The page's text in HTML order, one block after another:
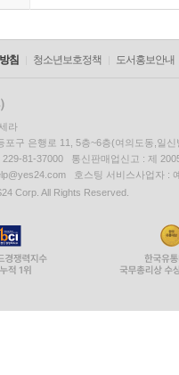
침 청소년보호정책 도서홍보안내
라
포구 은행로 11, 5층~6층(여의도동,일신
229-81-37000 통신판매업신고 : 제
호스팅 서비스사업자 :
Corp. All Rights Reserved.